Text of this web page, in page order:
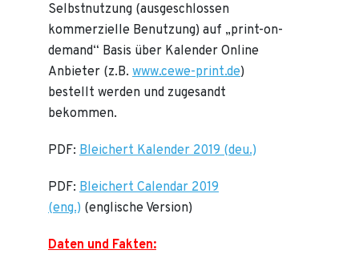
Selbstnutzung (ausgeschlossen
kommerzielle Benutzung) auf „print-on-
demand“ Basis über Kalender Online
Anbieter (z.B. www.cewe-print.de)
bestellt werden und zugesandt
bekommen.
PDF: Bleichert Kalender 2019 (deu.)
PDF: Bleichert Calendar 2019
(eng.) (englische Version)
Daten und Fakten: